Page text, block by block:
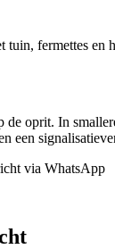
fermettes en
oprit. In
een
via WhatsApp